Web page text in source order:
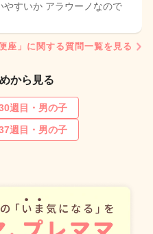
すいか アラウーノなので
座」に関する質問一覧を見る
から見る
週目・男の子
週目・男の子